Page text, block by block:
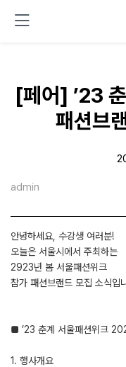
[페어] ’23
패션브
admin
안녕하세요, 수강생 여러분!
오늘은 서울시에서 주최하는
2923년 봄 서울패션위크
참가 패션브랜드 모집 소식입
■ ’23 춘계 서울패션위크
1. 행사개요